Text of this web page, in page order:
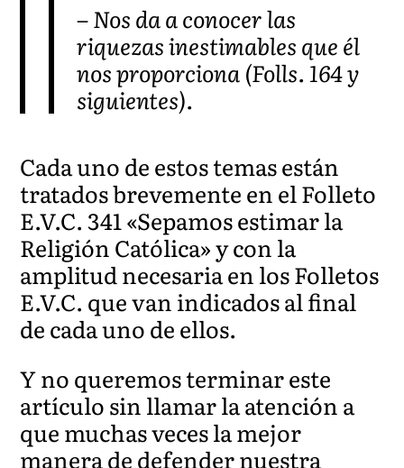
– Nos da a conocer las
riquezas inestimables que él
nos proporciona (Folls. 164 y
siguientes).
Cada uno de estos temas están
tratados brevemente en el Folleto
E.V.C. 341 «Sepamos estimar la
Religión Católica» y con la
amplitud necesaria en los Folletos
E.V.C. que van indicados al final
de cada uno de ellos.
Y no queremos terminar este
artículo sin llamar la atención a
que muchas veces la mejor
manera de defender nuestra